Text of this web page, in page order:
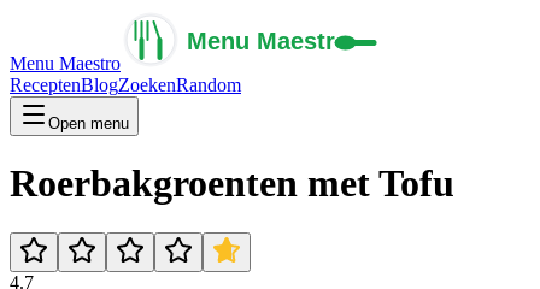
Menu Maestro
ReceptenBlogZoekenRandom
Open menu
Roerbakgroenten met Tofu
4.7